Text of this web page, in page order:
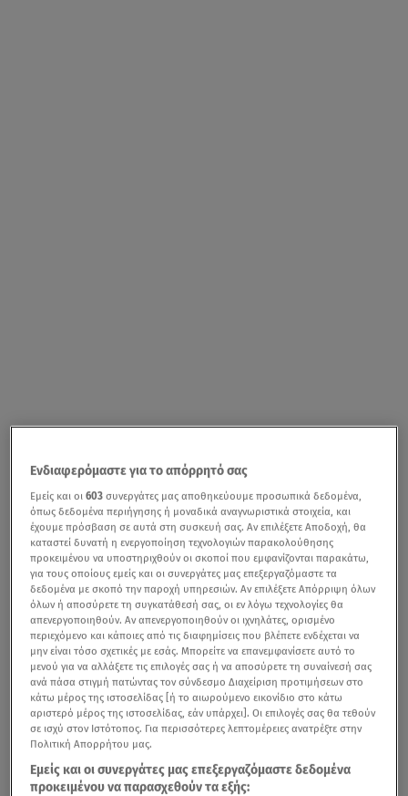
Ενδιαφερόμαστε για το απόρρητό σας
Εμείς και οι603 συνεργάτες μας αποθηκεύουμε προσωπικά δεδομένα,
όπως δεδομένα περιήγησης ή μοναδικά αναγνωριστικά στοιχεία, και
έχουμε πρόσβαση σε αυτά στη συσκευή σας. Αν επιλέξετε Αποδοχή, θα
καταστεί δυνατή η ενεργοποίηση τεχνολογιών παρακολούθησης
προκειμένου να υποστηριχθούν οι σκοποί που εμφανίζονται παρακάτω,
για τους οποίους εμείς και οι συνεργάτες μας επεξεργαζόμαστε τα
δεδομένα με σκοπό την παροχή υπηρεσιών. Αν επιλέξετε Απόρριψη όλων
όλων ή αποσύρετε τη συγκατάθεσή σας, οι εν λόγω τεχνολογίες θα
απενεργοποιηθούν. Αν απενεργοποιηθούν οι ιχνηλάτες, ορισμένο
περιεχόμενο και κάποιες από τις διαφημίσεις που βλέπετε ενδέχεται να
μην είναι τόσο σχετικές με εσάς. Μπορείτε να επανεμφανίσετε αυτό το
μενού για να αλλάξετε τις επιλογές σας ή να αποσύρετε τη συναίνεσή σας
ανά πάσα στιγμή πατώντας τον σύνδεσμο Διαχείριση προτιμήσεων στο
κάτω μέρος της ιστοσελίδας [ή το αιωρούμενο εικονίδιο στο κάτω
αριστερό μέρος της ιστοσελίδας, εάν υπάρχει]. Οι επιλογές σας θα τεθούν
σε ισχύ στον Ιστότοπος. Για περισσότερες λεπτομέρειες ανατρέξτε στην
Πολιτική Απορρήτου μας.
Εμείς και οι συνεργάτες μας επεξεργαζόμαστε δεδομένα
προκειμένου να παρασχεθούν τα εξής: